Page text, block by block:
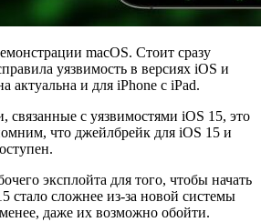
macOS. Стоит сразу
уязвимость в версиях iOS и
актуальна и для iPhone с iPad.
связанные с уязвимостями iOS 15, это
что джейлбрейк для iOS 15 и
эксплойта для того, чтобы начать
стало сложнее из-за новой системы
даже их возможно обойти.